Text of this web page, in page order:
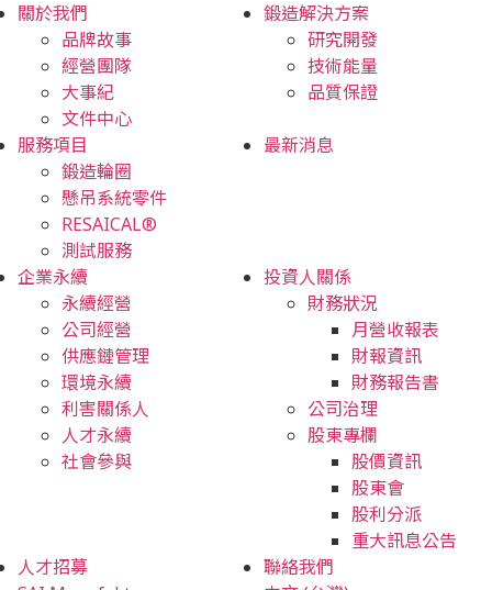
關於我們
品牌故事
經營團隊
大事紀
文件中心
鍛造解決方案
研究開發
技術能量
品質保證
服務項目
鍛造輪圈
懸吊系統零件
RESAICAL®
測試服務
最新消息
企業永續
永續經營
公司經營
供應鏈管理
環境永續
利害關係人
人才永續
社會參與
投資人關係
財務狀況
月營收報表
財報資訊
財務報告書
公司治理
股東專欄
股價資訊
股東會
股利分派
重大訊息公告
人才招募
聯絡我們